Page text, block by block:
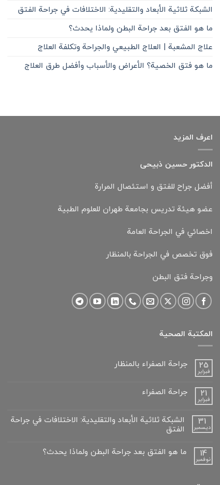
الشبكة ثلاثية الأبعاد والتقليدية: الاختلافات في جراحة الفتق
ما هو الفتق بعد جراحة البطن ولماذا يحدث؟
علاج المشعبة | العلاج الطبيعي والجراحة وتكلفة العلاج
ما هو فتق الخصية؟ الأعراض والأسباب وأفضل طرق العلاج
اعرف المزيد
الدكتور حسين ذبيحی
أفضل جراح للفتق و استئصال المرارة
عضو هيئة تدريس بجامعة طهران للعلوم الطبية
اخصائي في الجراحة العامة
فوق تخصص في الجراحة بالمنظار
وجراحة فتق البطن
المكتبة الصحية
25
فبراير
جراحة الصفراء بالمنظار
تعليقات
على
جراحة 21
فبراير
جراحة الصفراء
تعليقات
على
جراحة
الصفراء
31
ديسمبر
الشبكة ثلاثية الأبعاد والتقليدية: الاختلافات في جراحة
الفتق
تعليقات 14
نوفمبر
ما هو الفتق بعد جراحة البطن ولماذا يحدث؟